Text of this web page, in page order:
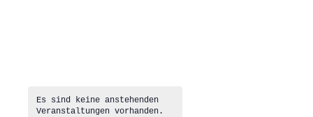
Es sind keine anstehenden
Veranstaltungen vorhanden.